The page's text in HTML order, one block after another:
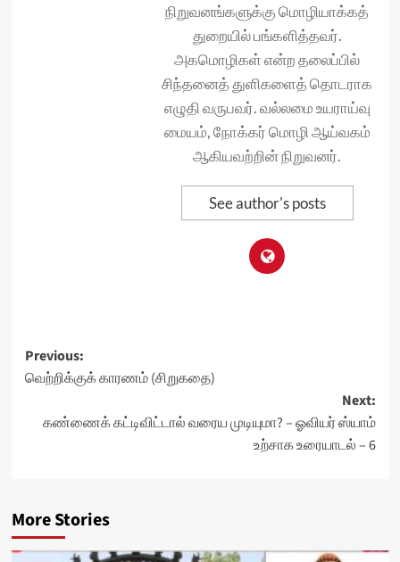
நிறுவனங்களுக்கு மொழியாக்கத்
துறையில் பங்களித்தவர்.
அகமொழிகள் என்ற தலைப்பில்
சிந்தனைத் துளிகளைத் தொடராக
எழுதி வருபவர். வல்லமை உயராய்வு
மையம், நோக்கர் மொழி ஆய்வகம்
ஆகியவற்றின் நிறுவனர்.
See author's posts
Post
navigation
Previous:
வெற்றிக்குக் காரணம் (சிறுகதை)
Next:
கண்ணைக் கட்டிவிட்டால் வரைய முடியுமா? – ஓவியர் ஸ்யாம்
உற்சாக உரையாடல் – 6
More Stories